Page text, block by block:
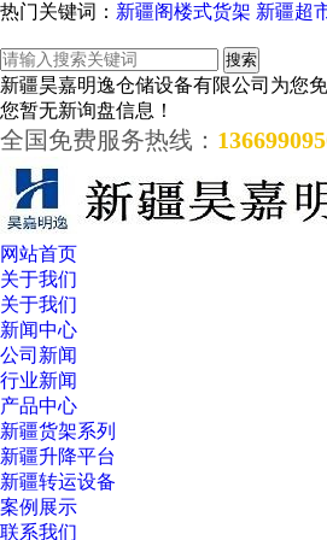
热门关键词： 新疆阁楼式货架 新疆超
新疆昊嘉明逸仓储设备有限公司为您
您暂无新询盘信息！
全国免费服务热线：
网站首页
关于我们
关于我们
新闻中心
公司新闻
行业新闻
产品中心
新疆货架系列
新疆升降平台
新疆转运设备
案例展示
联系我们